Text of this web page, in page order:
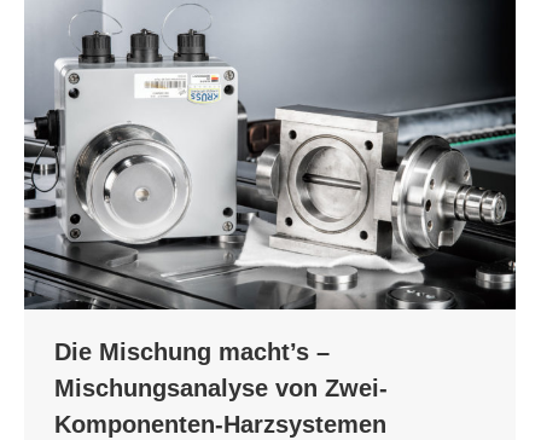
Die Mischung macht’s –
Mischungsanalyse von Zwei­
Komponenten­-Harzsystemen